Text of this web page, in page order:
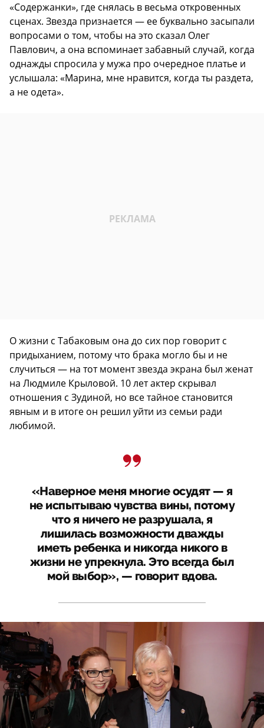
«Содержанки», где снялась в весьма откровенных
сценах. Звезда признается — ее буквально засыпали
вопросами о том, чтобы на это сказал Олег
Павлович, а она вспоминает забавный случай, когда
однажды спросила у мужа про очередное платье и
услышала: «Марина, мне нравится, когда ты раздета,
а не одета».
О жизни с Табаковым она до сих пор говорит с
придыханием, потому что брака могло бы и не
случиться — на тот момент звезда экрана был женат
на Людмиле Крыловой. 10 лет актер скрывал
отношения с Зудиной, но все тайное становится
явным и в итоге он решил уйти из семьи ради
любимой.
«Наверное меня многие осудят — я
не испытываю чувства вины, потому
что я ничего не разрушала, я
лишилась возможности дважды
иметь ребенка и никогда никого в
жизни не упрекнула. Это всегда был
мой выбор», — говорит вдова.